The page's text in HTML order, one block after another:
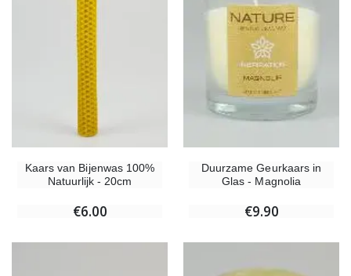
Kaars van Bijenwas 100%
Natuurlijk - 20cm
€6.00
Duurzame Geurkaars in
Glas - Magnolia
€9.90